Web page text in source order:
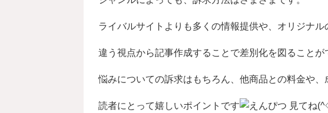
ライバルサイトよりも多くの情報提供や、オリジナル
違う視点から記事作成することで差別化を図ることが
悩みについての訴求はもちろん、他商品との料金や、
読者にとって嬉しいポイントです